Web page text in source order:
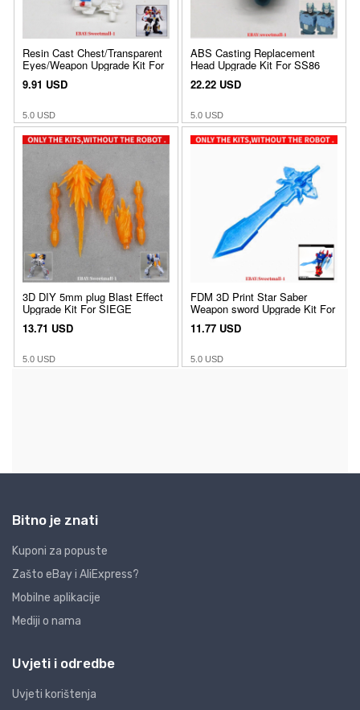
Bitno je znati
Kuponi za popuste
Zašto eBay i AliExpress?
Mobilne aplikacije
Mediji o nama
Uvjeti i odredbe
Uvjeti korištenja